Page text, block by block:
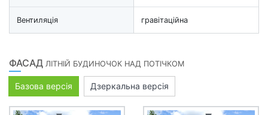
Вентиляція гравітаційна
ФАСАД ЛІТНІЙ БУДИНОЧОК НАД ПОТІЧКОМ
Базова версія Дзеркальна версія